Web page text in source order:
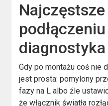
diagnostyka
Gdy po montażu coś nie
jest prosta: pomylony
fazy na L albo źle
że włącznik światła